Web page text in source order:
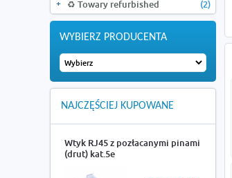
♻️ Towary refurbished
(2)
WYBIERZ PRODUCENTA
NAJCZĘŚCIEJ KUPOWANE
Wtyk RJ45 z pozłacanymi pinami
(drut) kat.5e